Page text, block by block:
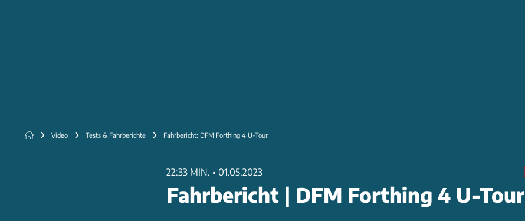
Video Tests & Fahrberichte Fahrbericht: DFM Forthing 4 U-Tour
22:33 MIN. • 01.05.2023
Fahrbericht | DFM Forthing 4 U-Tour